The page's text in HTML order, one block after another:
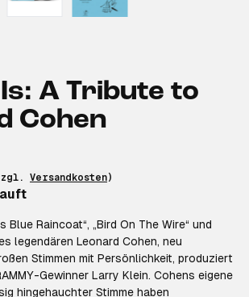
A Tribute to
Cohen
Versandkosten)
Blue Raincoat“, „Bird On The Wire“ und
legendären Leonard Cohen, neu
Stimmen mit Persönlichkeit, produziert
Gewinner Larry Klein. Cohens eigene
hingehauchter Stimme haben